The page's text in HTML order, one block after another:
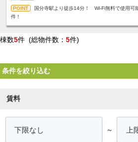
国分寺駅より徒歩14分！ Wi-Fi無料で使用可
件！
棟数5件 (総物件数： 5件)
条件を絞り込む
賃料
～